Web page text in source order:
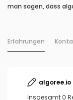
man sagen, dass
Erfahrungen
algoree.io
Insgesamt 0